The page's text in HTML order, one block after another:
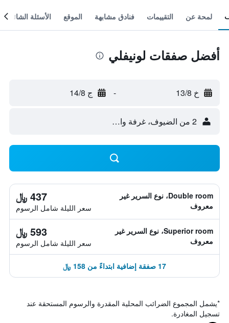
لمحة عن التقييمات فنادق مشابهة الموقع الأسئلة الشائعة
أفضل صفقات لونيفلي
خ 13/8 - ج 14/8
2 من الضيوف، غرفة واحدة
Double room، نوع السرير غير
معروف
437 ﷼
سعر الليلة شامل الرسوم
Superior room، نوع السرير غير
معروف
593 ﷼
سعر الليلة شامل الرسوم
17 صفقة إضافية ابتداءً من 158 ﷼
*يشمل المجموع الضرائب المحلية المقدرة والرسوم المستحقة عند
تسجيل المغادرة.